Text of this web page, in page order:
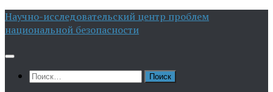
Перейти
к
Научно-исследовательский центр проблем
национальной безопасности
Найти: